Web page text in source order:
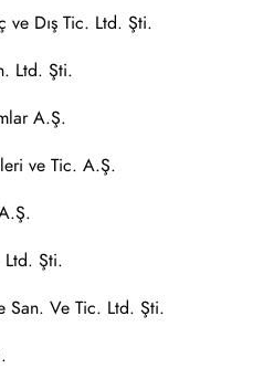
Dış Tic. Ltd. Şti.
Ltd. Şti.
A.Ş.
ve Tic. A.Ş.
Ltd. Şti.
San. Ve Tic. Ltd. Şti.